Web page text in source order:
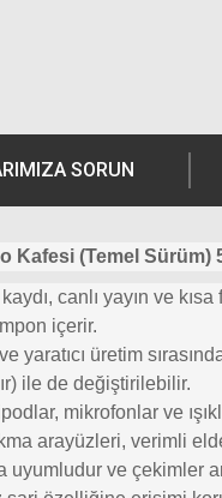
SORUN
Kafesi (Temel Sürüm)
canlı yayın ve
içerir.
üretim
ile de değiştirilebilir.
mikrofonlar ve
arayüzleri, verimli
ve çekimler